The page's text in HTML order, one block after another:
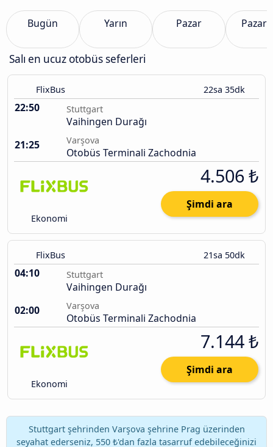
Bugün Yarın Pazar
Salı en ucuz otobüs seferleri
FlixBus 22sa 35dk
22:50 Stuttgart
Vaihingen Durağı
21:25
Varşova
Otobüs Terminali Zachodnia
Ekonomi
4.506 ₺
Şimdi ara
FlixBus 21sa 50dk
04:10 Stuttgart
Vaihingen Durağı
02:00
Varşova
Otobüs Terminali Zachodnia
Ekonomi
7.144 ₺
Şimdi ara
Stuttgart şehrinden Varşova şehrine Prag üzerinden
seyahat ederseniz, 550 ₺'dan fazla tasarruf edebileceğinizi